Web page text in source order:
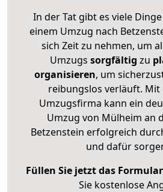
In der Tat gibt es viele
einem Umzug nach
sich Zeit zu nehmen, um
Umzugs sorgfältig zu
organisieren, um
reibungslos verläuft.
Umzugsfirma kann ein
Umzug von Mülheim an
Betzenstein erfolgreich
und dafür
Füllen Sie jetzt das
Sie kostenlose